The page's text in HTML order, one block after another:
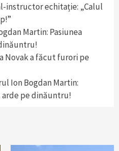
instructor echitație: „Calul
Martin: Pasiunea
Novak a făcut furori pe
Ion Bogdan Martin:
pe dinăuntru!